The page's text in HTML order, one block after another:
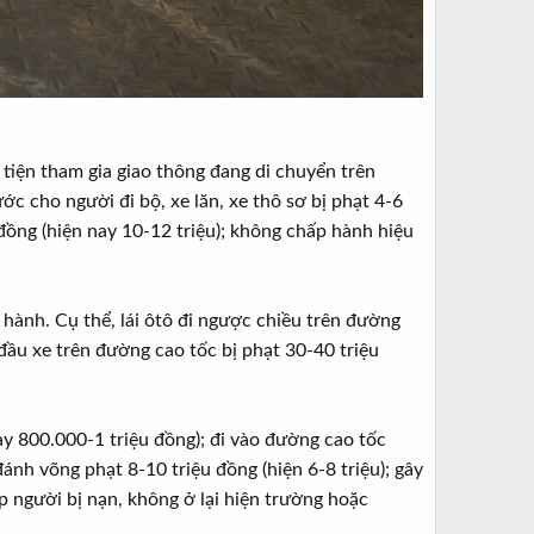
tham gia giao thông đang di chuyển trên
cho người đi bộ, xe lăn, xe thô sơ bị phạt 4-6
(hiện nay 10-12 triệu); không chấp hành hiệu
Cụ thể, lái ôtô đi ngược chiều trên đường
xe trên đường cao tốc bị phạt 30-40 triệu
800.000-1 triệu đồng); đi vào đường cao tốc
võng phạt 8-10 triệu đồng (hiện 6-8 triệu); gây
người bị nạn, không ở lại hiện trường hoặc